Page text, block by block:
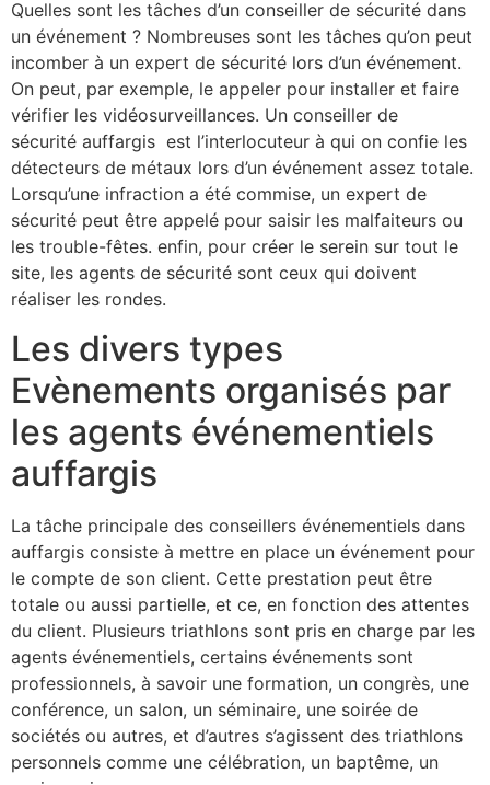
Quelles sont les tâches d’un conseiller de sécurité dans
un événement ? Nombreuses sont les tâches qu’on peut
incomber à un expert de sécurité lors d’un événement.
On peut, par exemple, le appeler pour installer et faire
vérifier les vidéosurveillances. Un conseiller de
sécurité auffargis est l’interlocuteur à qui on confie les
détecteurs de métaux lors d’un événement assez totale.
Lorsqu’une infraction a été commise, un expert de
sécurité peut être appelé pour saisir les malfaiteurs ou
les trouble-fêtes. enfin, pour créer le serein sur tout le
site, les agents de sécurité sont ceux qui doivent
réaliser les rondes.
Les divers types
Evènements organisés par
les agents événementiels
auffargis
La tâche principale des conseillers événementiels dans
auffargis consiste à mettre en place un événement pour
le compte de son client. Cette prestation peut être
totale ou aussi partielle, et ce, en fonction des attentes
du client. Plusieurs triathlons sont pris en charge par les
agents événementiels, certains événements sont
professionnels, à savoir une formation, un congrès, une
conférence, un salon, un séminaire, une soirée de
sociétés ou autres, et d’autres s’agissent des triathlons
personnels comme une célébration, un baptême, un